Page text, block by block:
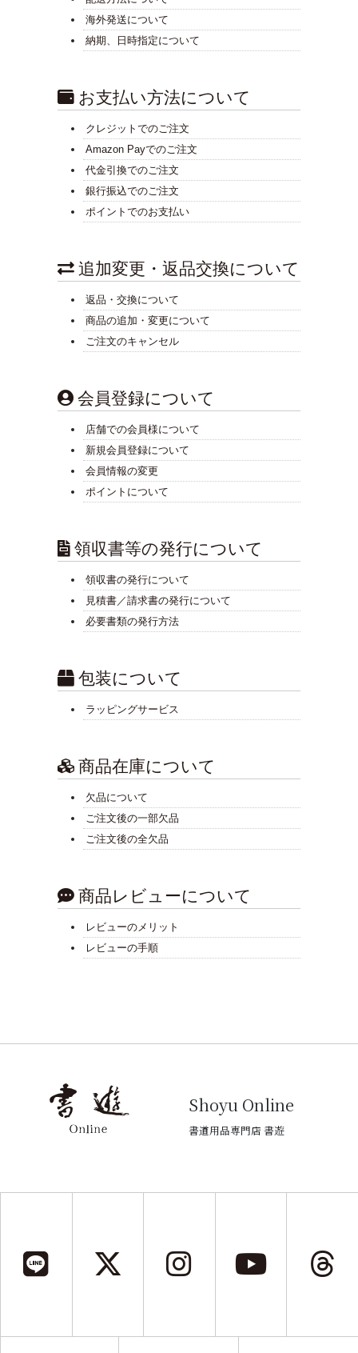
海外発送について
納期、日時指定について
お支払い方法について
クレジットでのご注文
Amazon Payでのご注文
代金引換でのご注文
銀行振込でのご注文
ポイントでのお支払い
追加変更・返品交換について
返品・交換について
商品の追加・変更について
ご注文のキャンセル
会員登録について
店舗での会員様について
新規会員登録について
会員情報の変更
ポイントについて
領収書等の発行について
領収書の発行について
見積書／請求書の発行について
必要書類の発行方法
包装について
ラッピングサービス
商品在庫について
欠品について
ご注文後の一部欠品
ご注文後の全欠品
商品レビューについて
レビューのメリット
レビューの手順
Shoyu Online
書道用品専門店 書遊